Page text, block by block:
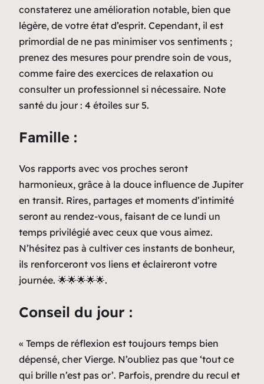
constaterez une amélioration notable, bien que
légère, de votre état d’esprit. Cependant, il est
primordial de ne pas minimiser vos sentiments ;
prenez des mesures pour prendre soin de vous,
comme faire des exercices de relaxation ou
consulter un professionnel si nécessaire. Note
santé du jour : 4 étoiles sur 5.
Famille :
Vos rapports avec vos proches seront
harmonieux, grâce à la douce influence de Jupiter
en transit. Rires, partages et moments d’intimité
seront au rendez-vous, faisant de ce lundi un
temps privilégié avec ceux que vous aimez.
N’hésitez pas à cultiver ces instants de bonheur,
ils renforceront vos liens et éclaireront votre
journée. 🌟🌟🌟🌟🌟.
Conseil du jour :
« Temps de réflexion est toujours temps bien
dépensé, cher Vierge. N’oubliez pas que ‘tout ce
qui brille n’est pas or’. Parfois, prendre du recul et